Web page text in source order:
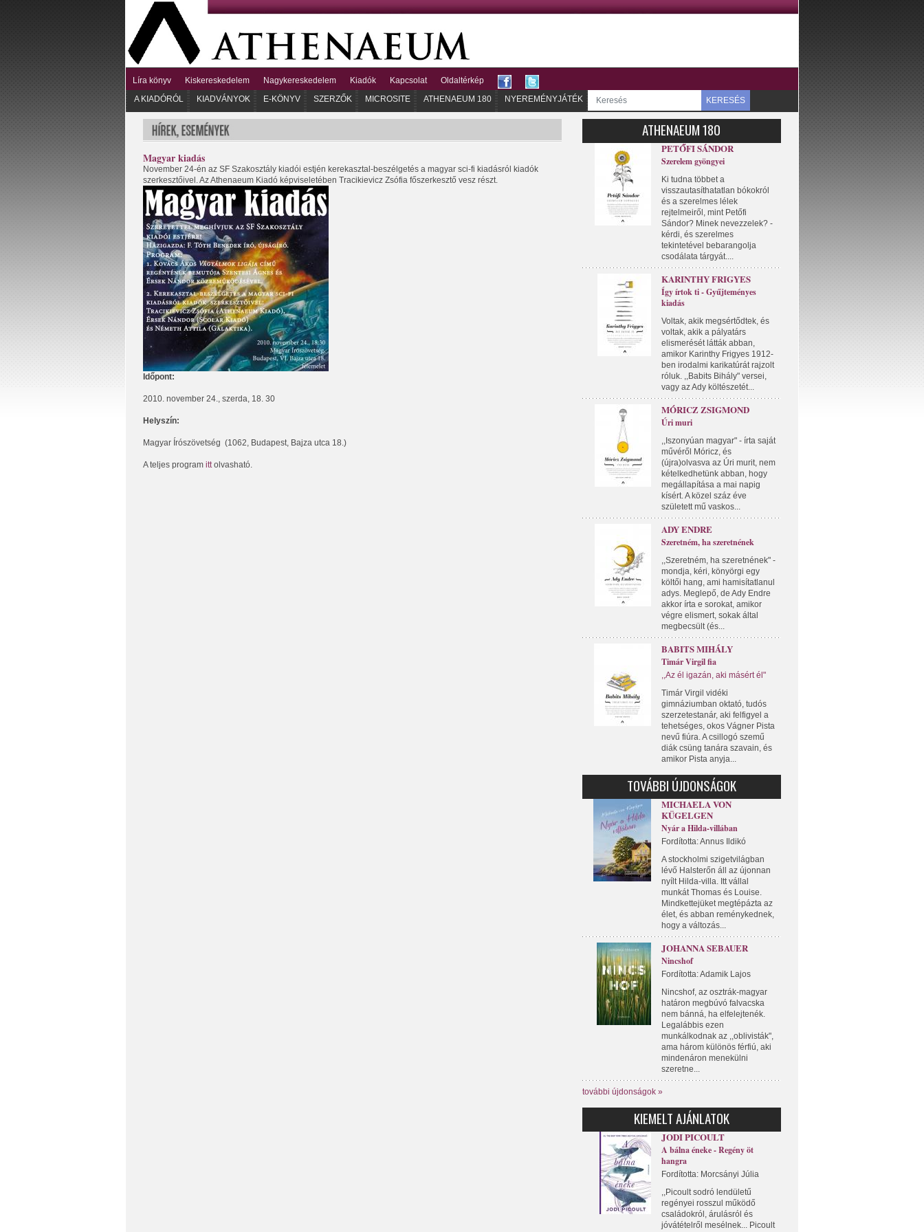
Líra könyv Kiskereskedelem Nagykereskedelem Kiadók Kapcsolat
Oldaltérkép
A KIADÓRÓL
KIADVÁNYOK E-KÖNYV SZERZŐK MICROSITE ATHENAEUM 180 NYEREMÉNYJÁTÉK KERESÉS
Magyar kiadás
November 24-én az SF Szakosztály kiadói estjén kerekasztal-beszélgetés a magyar sci-fi kiadásról kiadók
szerkesztőivel. Az Athenaeum Kiadó képviseletében Tracikievicz Zsófia főszerkesztő vesz részt.
Időpont:
2010. november 24., szerda, 18. 30
Helyszín:
Magyar Írószövetség (1062, Budapest, Bajza utca 18.)
A teljes program ittolvasható.
ATHENAEUM 180
PETŐFI SÁNDOR
Szerelem gyöngyei
Ki tudna többet a
visszautasíthatatlan bókokról
és a szerelmes lélek
rejtelmeiről, mint Petőfi
Sándor? Minek nevezzelek? -
kérdi, és szerelmes
tekintetével bebarangolja
csodálata tárgyát....
KARINTHY FRIGYES
Így írtok ti - Gyűjteményes
kiadás
Voltak, akik megsértődtek, és
voltak, akik a pályatárs
elismerését látták abban,
amikor Karinthy Frigyes 1912-
ben irodalmi karikatúrát rajzolt
róluk. ,,Babits Bihály" versei,
vagy az Ady költészetét...
MÓRICZ ZSIGMOND
Úri muri
,,Iszonyúan magyar" - írta saját
művéről Móricz, és
(újra)olvasva az Úri murit, nem
kételkedhetünk abban, hogy
megállapítása a mai napig
kísért. A közel száz éve
született mű vaskos...
ADY ENDRE
Szeretném, ha szeretnének
,,Szeretném, ha szeretnének" -
mondja, kéri, könyörgi egy
költői hang, ami hamisítatlanul
adys. Meglepő, de Ady Endre
akkor írta e sorokat, amikor
végre elismert, sokak által
megbecsült (és...
BABITS MIHÁLY
Timár Virgil fia
,,Az él igazán, aki másért él"
Timár Virgil vidéki
gimnáziumban oktató, tudós
szerzetestanár, aki felfigyel a
tehetséges, okos Vágner Pista
nevű fiúra. A csillogó szemű
diák csüng tanára szavain, és
amikor Pista anyja...
TOVÁBBI ÚJDONSÁGOK
MICHAELA VON
KÜGELGEN
Nyár a Hilda-villában
Fordította: Annus Ildikó
A stockholmi szigetvilágban
lévő Halsterőn áll az újonnan
nyílt Hilda-villa. Itt vállal
munkát Thomas és Louise.
Mindkettejüket megtépázta az
élet, és abban reménykednek,
hogy a változás...
JOHANNA SEBAUER
Nincshof
Fordította: Adamik Lajos
Nincshof, az osztrák-magyar
határon megbúvó falvacska
nem bánná, ha elfelejtenék.
Legalábbis ezen
munkálkodnak az ,,oblivisták",
ama három különös férfiú, aki
mindenáron menekülni
szeretne...
további újdonságok »
KIEMELT AJÁNLATOK
JODI PICOULT
A bálna éneke - Regény öt
hangra
Fordította: Morcsányi Júlia
,,Picoult sodró lendületű
regényei rosszul működő
családokról, árulásról és
jóvátételről mesélnek... Picoult